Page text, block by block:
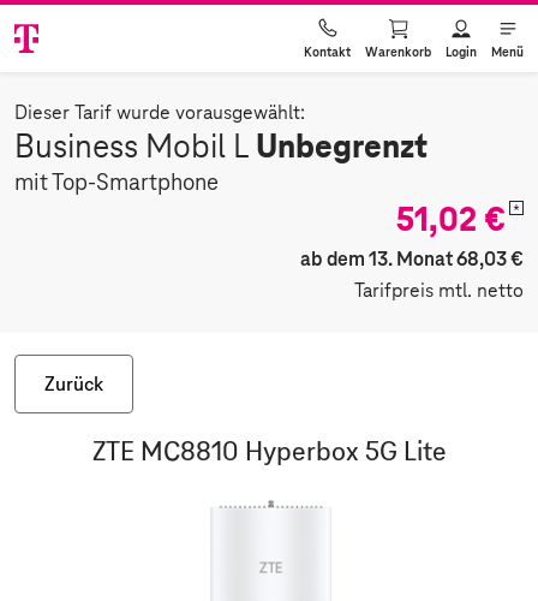
Kontakt Warenkorb Login Menü
Dieser Tarif wurde vorausgewählt:
Business Mobil L Unbegrenzt
mit Top-Smartphone
51,02 € *
ab dem 13. Monat 68,03 €
Tarifpreis mtl. netto
Zurück
ZTE MC8810 Hyperbox 5G Lite